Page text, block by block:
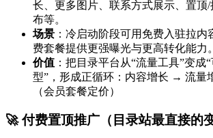
长、更多图片、联系方式展示、置顶
布等。
场景 ：冷启动阶段可用免费入驻拉
费套餐提供更强曝光与更高转化能力。
价值 ：把目录平台从“流量工具”变成
型”，形成正循环：内容增长 → 流量
（会员套餐定价）
🚀 付费置顶推广（目录站最直接的